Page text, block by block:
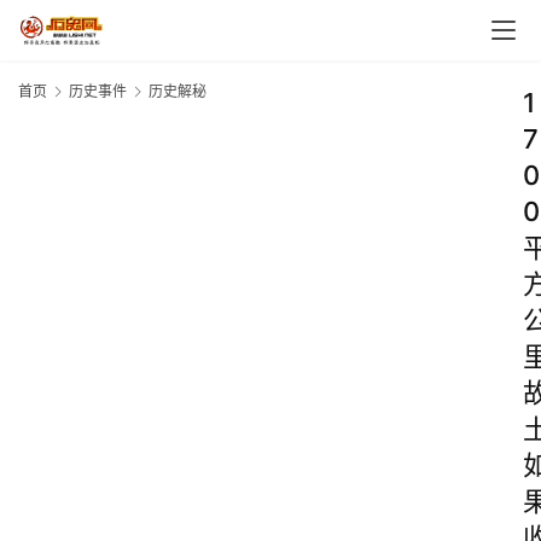
首页 历史事件 历史解秘
1
7
0
0